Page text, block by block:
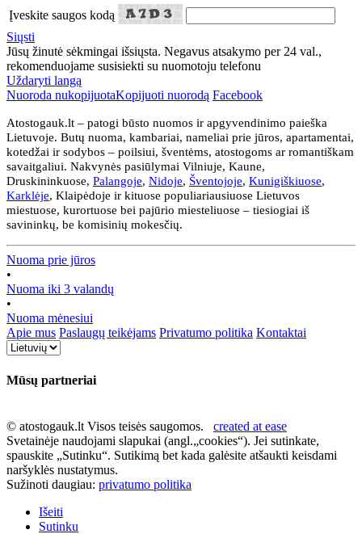
Įveskite saugos kodą
Siųsti
Jūsų žinutė sėkmingai išsiųsta. Negavus atsakymo per 24 val.,
rekomenduojame susisiekti su nuomotoju telefonu
Uždaryti langą
Nuoroda nukopijuotaKopijuoti nuorodą Facebook
Atostogauk.lt – patogi būsto nuomos ir apgyvendinimo paieška
Lietuvoje. Butų nuoma, kambariai, nameliai prie jūros, apartamentai,
kotedžai ir sodybos – poilsiui, šventėms, atostogoms ar romantiškam
savaitgaliui. Nakvynės pasiūlymai Vilniuje, Kaune,
Druskininkuose, Palangoje, Nidoje, Šventojoje, Kunigiškiuose,
Karklėje, Klaipėdoje ir kituose populiariausiuose Lietuvos
miestuose, kurortuose bei pajūrio miesteliuose – tiesiogiai iš
savininkų, be komisinių mokesčių.
Nuoma prie jūros
•
Nuoma iki 3 valandų
•
Nuoma mėnesiui
Apie mus Paslaugų teikėjams Privatumo politika Kontaktai
Mūsų partneriai
© atostogauk.lt Visos teisės saugomos. created at ease
Svetainėje naudojami slapukai (angl.„cookies“). Jei sutinkate,
spauskite „Sutinku“. Sutikimą bet kada galėsite atšaukti keisdami
naršyklės nustatymus.
Sužinoti daugiau: privatumo politika
Išeiti
Sutinku